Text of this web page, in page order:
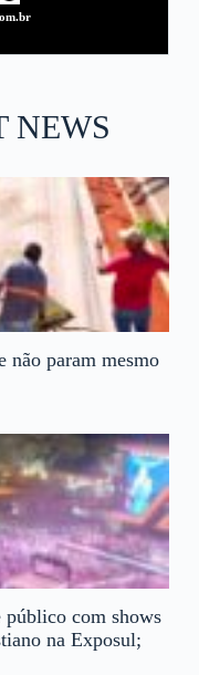
NEWS
não param mesmo
público com shows
na Exposul;